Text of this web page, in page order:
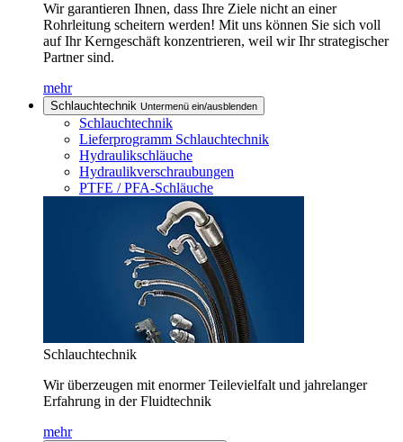
Wir garantieren Ihnen, dass Ihre Ziele nicht an einer
Rohrleitung scheitern werden! Mit uns können Sie sich voll
auf Ihr Kerngeschäft konzentrieren, weil wir Ihr strategischer
Partner sind.
mehr
Schlauchtechnik Untermenü ein/ausblenden
Schlauchtechnik
Lieferprogramm Schlauchtechnik
Hydraulikschläuche
Hydraulikverschraubungen
PTFE / PFA-Schläuche
Schlauchtechnik
Wir überzeugen mit enormer Teilevielfalt und jahrelanger
Erfahrung in der Fluidtechnik
mehr